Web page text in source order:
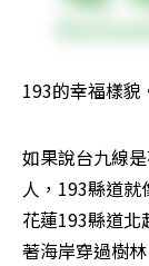
193的幸福樣貌
如果說台九線
人，193縣道就
花蓮193縣道北
著海岸穿過樹